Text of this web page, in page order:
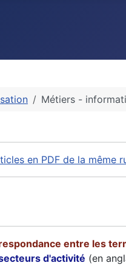
Métiers -
en PDF de la même
entre les
d'activité (en